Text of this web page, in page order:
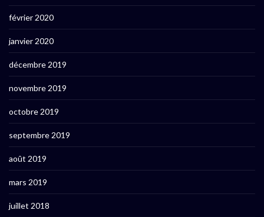
février 2020
janvier 2020
décembre 2019
novembre 2019
octobre 2019
septembre 2019
août 2019
mars 2019
juillet 2018